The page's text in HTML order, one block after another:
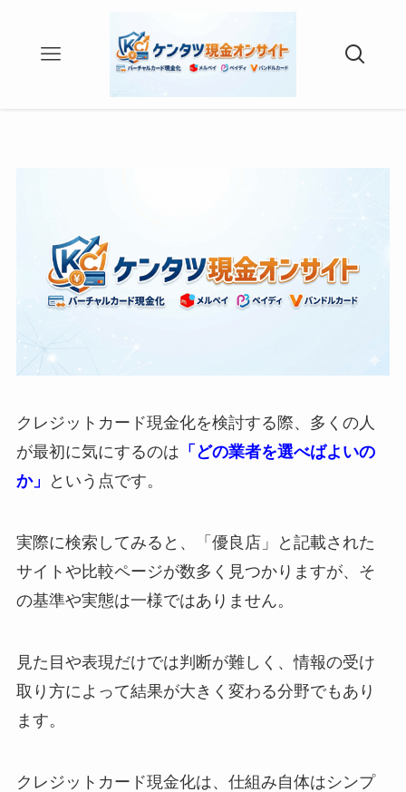
クレジットカード現金化を検討する際、多くの人
が最初に気にするのは 「どの業者を選べばよいの
か」
という点です。
実際に検索してみると、「優良店」と記載された
サイトや比較ページが数多く見つかりますが、そ
の基準や実態は一様ではありません。
見た目や表現だけでは判断が難しく、情報の受け
取り方によって結果が大きく変わる分野でもあり
ます。
クレジットカード現金化は、仕組み自体はシンプ